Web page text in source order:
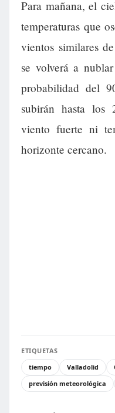
Para mañana, el
temperaturas que
vientos similares
se volverá a
probabilidad del
subirán hasta los
viento fuerte ni
horizonte cercano.
ETIQUETAS
tiempo
Valladolid
previsión meteorológica